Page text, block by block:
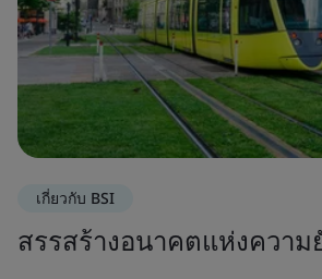
เกี่ยวกับ BSI
สรรสร้างอนาคตแห่งความ